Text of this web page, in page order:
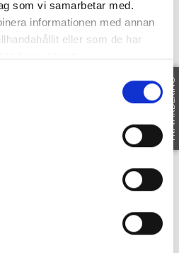
som vi samarbetar med.
informationen med annan
eller som de har
deras tjänster.
BRF LUNDEN I SKÖVDE-2
FRI VÄRDERING